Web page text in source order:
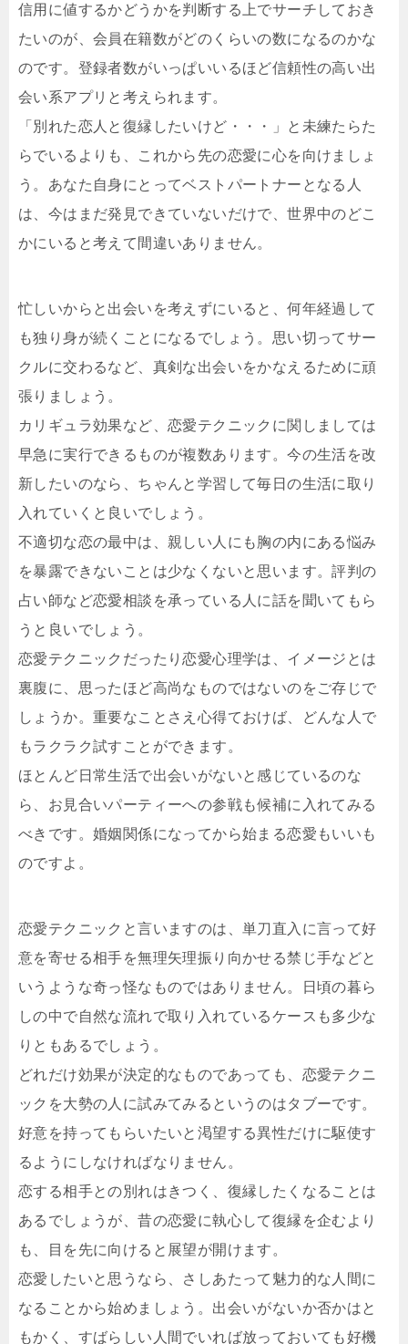
信用に値するかどうかを判断する上でサーチしておき
たいのが、会員在籍数がどのくらいの数になるのかな
のです。登録者数がいっぱいいるほど信頼性の高い出
会い系アプリと考えられます。
「別れた恋人と復縁したいけど・・・」と未練たらた
らでいるよりも、これから先の恋愛に心を向けましょ
う。あなた自身にとってベストパートナーとなる人
は、今はまだ発見できていないだけで、世界中のどこ
かにいると考えて間違いありません。
忙しいからと出会いを考えずにいると、何年経過して
も独り身が続くことになるでしょう。思い切ってサー
クルに交わるなど、真剣な出会いをかなえるために頑
張りましょう。
カリギュラ効果など、恋愛テクニックに関しましては
早急に実行できるものが複数あります。今の生活を改
新したいのなら、ちゃんと学習して毎日の生活に取り
入れていくと良いでしょう。
不適切な恋の最中は、親しい人にも胸の内にある悩み
を暴露できないことは少なくないと思います。評判の
占い師など恋愛相談を承っている人に話を聞いてもら
うと良いでしょう。
恋愛テクニックだったり恋愛心理学は、イメージとは
裏腹に、思ったほど高尚なものではないのをご存じで
しょうか。重要なことさえ心得ておけば、どんな人で
もラクラク試すことができます。
ほとんど日常生活で出会いがないと感じているのな
ら、お見合いパーティーへの参戦も候補に入れてみる
べきです。婚姻関係になってから始まる恋愛もいいも
のですよ。
恋愛テクニックと言いますのは、単刀直入に言って好
意を寄せる相手を無理矢理振り向かせる禁じ手などと
いうような奇っ怪なものではありません。日頃の暮ら
しの中で自然な流れで取り入れているケースも多少な
りともあるでしょう。
どれだけ効果が決定的なものであっても、恋愛テクニ
ックを大勢の人に試みてみるというのはタブーです。
好意を持ってもらいたいと渇望する異性だけに駆使す
るようにしなければなりません。
恋する相手との別れはきつく、復縁したくなることは
あるでしょうが、昔の恋愛に執心して復縁を企むより
も、目を先に向けると展望が開けます。
恋愛したいと思うなら、さしあたって魅力的な人間に
なることから始めましょう。出会いがないか否かはと
もかく、すばらしい人間でいれば放っておいても好機